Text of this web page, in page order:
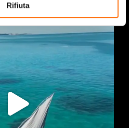
Rifiuta